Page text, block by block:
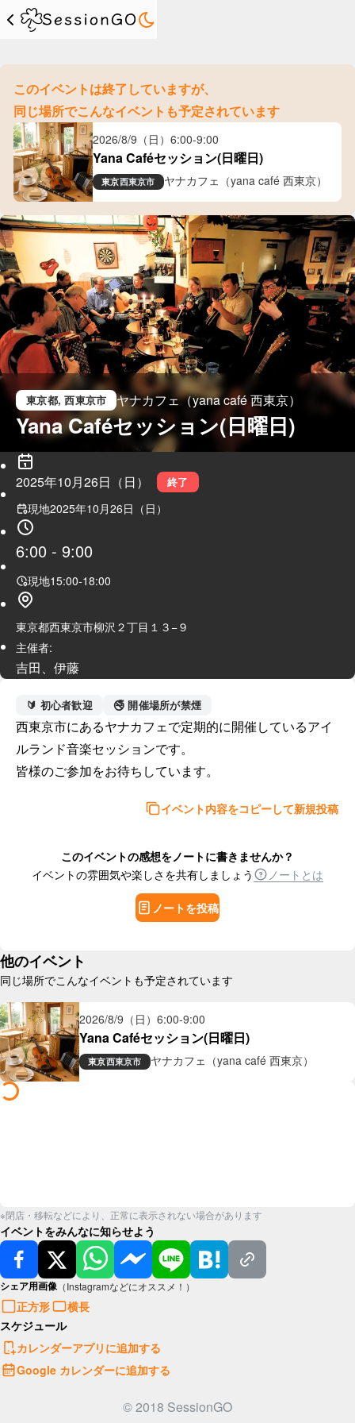
このイベントは終了していますが、
同じ場所でこんなイベントも予定されています
2026/8/9（日） 6:00-9:00
Yana Caféセッション(日曜日)
東京西東京市 ヤナカフェ（yana café 西東京）
東京都, 西東京市 ヤナカフェ（yana café 西東京）
Yana Caféセッション(日曜日)
2025年10月26日（日） 終了
現地2025年10月26日（日）
6:00 - 9:00
現地15:00-18:00
東京都西東京市柳沢２丁目１３−９
主催者:
吉田、伊藤
🔰 初心者歓迎 🚭 開催場所が禁煙
西東京市にあるヤナカフェで定期的に開催しているアイ
ルランド音楽セッションです。
皆様のご参加をお待ちしています。
イベント内容をコピーして新規投稿
このイベントの感想をノートに書きませんか？
イベントの雰囲気や楽しさを共有しましょう
ノートとは
ノートを投稿
他のイベント
同じ場所でこんなイベントも予定されています
2026/8/9（日） 6:00-9:00
Yana Caféセッション(日曜日)
東京西東京市 ヤナカフェ（yana café 西東京）
※閉店・移転などにより、正常に表示されない場合があります
イベントをみんなに知らせよう
シェア用画像 （Instagramなどにオススメ！）
正方形
横長
スケジュール
カレンダーアプリに追加する
Google カレンダーに追加する
© 2018 SessionGO